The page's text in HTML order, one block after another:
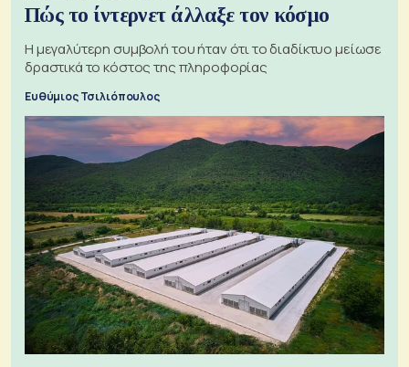
Πώς το ίντερνετ άλλαξε τον κόσμο
Η μεγαλύτερη συμβολή του ήταν ότι το διαδίκτυο μείωσε
δραστικά το κόστος της πληροφορίας
Ευθύμιος Τσιλιόπουλος